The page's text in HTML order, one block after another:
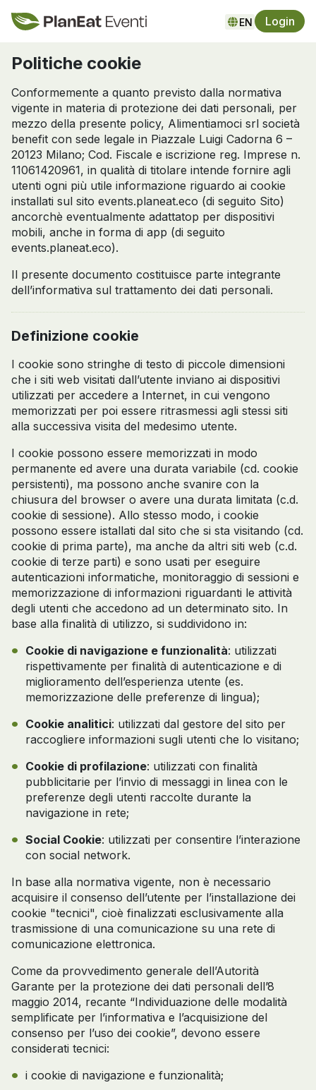
Login
Politiche cookie
Conformemente a quanto previsto dalla normativa
vigente in materia di protezione dei dati personali, per
mezzo della presente policy, Alimentiamoci srl società
benefit con sede legale in Piazzale Luigi Cadorna 6 –
20123 Milano; Cod. Fiscale e iscrizione reg. Imprese n.
11061420961, in qualità di titolare intende fornire agli
utenti ogni più utile informazione riguardo ai cookie
installati sul sito events.planeat.eco (di seguito Sito)
ancorchè eventualmente adattatop per dispositivi
mobili, anche in forma di app (di seguito
events.planeat.eco).
Il presente documento costituisce parte integrante
dell’informativa sul trattamento dei dati personali.
Definizione cookie
I cookie sono stringhe di testo di piccole dimensioni
che i siti web visitati dall’utente inviano ai dispositivi
utilizzati per accedere a Internet, in cui vengono
memorizzati per poi essere ritrasmessi agli stessi siti
alla successiva visita del medesimo utente.
I cookie possono essere memorizzati in modo
permanente ed avere una durata variabile (cd. cookie
persistenti), ma possono anche svanire con la
chiusura del browser o avere una durata limitata (c.d.
cookie di sessione). Allo stesso modo, i cookie
possono essere istallati dal sito che si sta visitando (cd.
cookie di prima parte), ma anche da altri siti web (c.d.
cookie di terze parti) e sono usati per eseguire
autenticazioni informatiche, monitoraggio di sessioni e
memorizzazione di informazioni riguardanti le attività
degli utenti che accedono ad un determinato sito. In
base alla finalità di utilizzo, si suddividono in:
Cookie di navigazione e funzionalità: utilizzati
rispettivamente per finalità di autenticazione e di
miglioramento dell’esperienza utente (es.
memorizzazione delle preferenze di lingua);
Cookie analitici: utilizzati dal gestore del sito per
raccogliere informazioni sugli utenti che lo visitano;
Cookie di profilazione: utilizzati con finalità
pubblicitarie per l’invio di messaggi in linea con le
preferenze degli utenti raccolte durante la
navigazione in rete;
Social Cookie: utilizzati per consentire l’interazione
con social network.
In base alla normativa vigente, non è necessario
acquisire il consenso dell’utente per l’installazione dei
cookie "tecnici", cioè finalizzati esclusivamente alla
trasmissione di una comunicazione su una rete di
comunicazione elettronica.
Come da provvedimento generale dell’Autorità
Garante per la protezione dei dati personali dell’8
maggio 2014, recante “Individuazione delle modalità
semplificate per l’informativa e l’acquisizione del
consenso per l’uso dei cookie”, devono essere
considerati tecnici:
i cookie di navigazione e funzionalità;